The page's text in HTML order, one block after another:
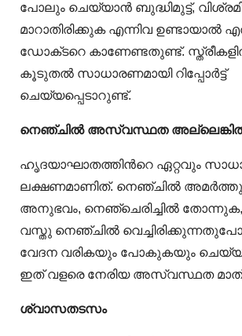
പോലും ചെയ്യാന്‍ ബുദ്ധിമുട്ട്,
മാറാതിരിക്കുക എന്നിവ ഉണ്ടായാൽ
ഡോക്‌ടറെ കാണേണ്ടതുണ്ട്.
കൂടുതല്‍ സാധാരണമായി റിപ്പോര്‍ട്ട്
ചെയ്യപ്പെടാറുണ്ട്.
നെഞ്ചില്‍ അസ്വസ്ഥത
ഹൃദയാഘാതത്തിന്‍റെ ഏറ്റവും
ലക്ഷണമാണിത്. നെഞ്ചില്‍
അനുഭവം, നെഞ്ചെരിച്ചില്‍ തോന്നുക,
വസ്തു നെഞ്ചില്‍
വേദന വരികയും പോകുകയും
ഇത് വളരെ നേരിയ അസ്വസ്ഥത
ശ്വാസതടസം